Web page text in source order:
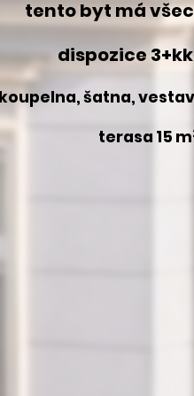
tento byt má
dispozice
šatna,
terasa 15 m